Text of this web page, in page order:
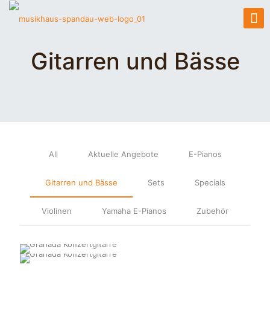
Gitarren und Bässe
All Aktuelle Angebote E-Pianos
Gitarren und Bässe Sets Specials
Violinen Yamaha E-Pianos Zubehör
Granada F1-65
Hanika-Gitarren: Made in
Takamine
Takamine
Sigma 000MC-1STE-BK